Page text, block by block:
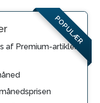
POPULÆR
af Premium-artikler